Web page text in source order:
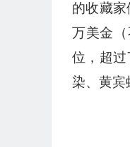
的收藏
万美金
位，超
染、黄宾